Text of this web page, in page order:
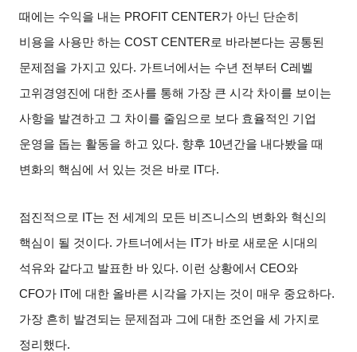
때에는 수익을 내는 PROFIT CENTER가 아닌 단순히
비용을 사용만 하는 COST CENTER로 바라본다는 공통된
문제점을 가지고 있다. 가트너에서는 수년 전부터 C레벨
고위경영진에 대한 조사를 통해 가장 큰 시각 차이를 보이는
사항을 발견하고 그 차이를 줄임으로 보다 효율적인 기업
운영을 돕는 활동을 하고 있다. 향후 10년간을 내다봤을 때
변화의 핵심에 서 있는 것은 바로
IT다.
점진적으로 IT는 전 세계의 모든 비즈니스의 변화와 혁신의
핵심이 될 것이다. 가트너에서는 IT가 바로 새로운 시대의
석유와 같다고 발표한 바 있다. 이런 상황에서 CEO와
CFO가 IT에 대한 올바른 시각을 가지는 것이 매우 중요하다.
가장 흔히 발견되는 문제점과 그에 대한 조언을 세 가지로
정리했다.